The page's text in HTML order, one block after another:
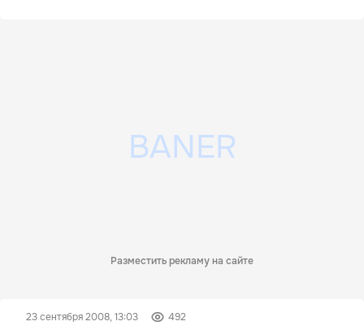
Разместить рекламу на сайте
23 сентября 2008, 13:03 492